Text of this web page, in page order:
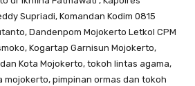
Supriadi, Komandan Kodim 0815
Dandenpom Mojokerto Letkol CPM
Kogartap Garnisun Mojokerto,
Kota Mojokerto, tokoh lintas agama,
mojokerto, pimpinan ormas dan tokoh